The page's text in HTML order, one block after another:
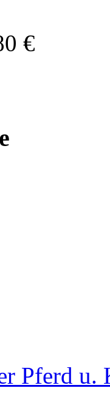
€
Pferd u.